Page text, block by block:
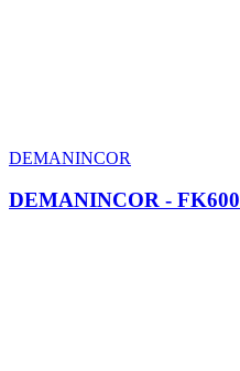
DEMANINCOR
DEMANINCOR - FK600